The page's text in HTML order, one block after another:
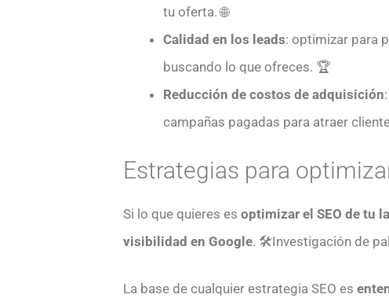
tu oferta. 🌐
Calidad en los leads: optimizar para
buscando lo que ofreces. 🏆
Reducción de costos de adquisición
campañas pagadas para atraer
Estrategias para
Si lo que quieres es optimizar el SEO de tu
visibilidad en Google. 🛠️Investigación de
La base de cualquier estrategia SEO es